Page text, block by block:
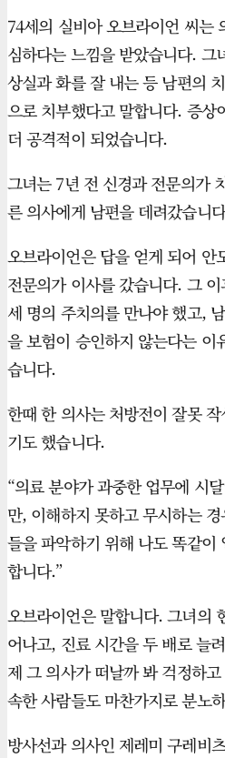
74세의 실비아 오브라이언 씨는
심하다는 느낌을 받았습니다. 그
상실과 화를 잘 내는 등 남편의
으로 치부했다고 말합니다. 증상
더 공격적이 되었습니다.
그녀는 7년 전 신경과 전문의가
른 의사에게 남편을 데려갔습니
오브라이언은 답을 얻게 되어 안
전문의가 이사를 갔습니다. 그
세 명의 주치의를 만나야 했고,
을 보험이 승인하지 않는다는 이
습니다.
한때 한 의사는 처방전이 잘못
기도 했습니다.
“의료 분야가 과중한 업무에 시
만, 이해하지 못하고 무시하는
들을 파악하기 위해 나도 똑같이
합니다.”
오브라이언은 말합니다. 그녀의
어나고, 진료 시간을 두 배로 늘
제 그 의사가 떠날까 봐 걱정하
속한 사람들도 마찬가지로 분노
방사선과 의사인 제레미 구레비